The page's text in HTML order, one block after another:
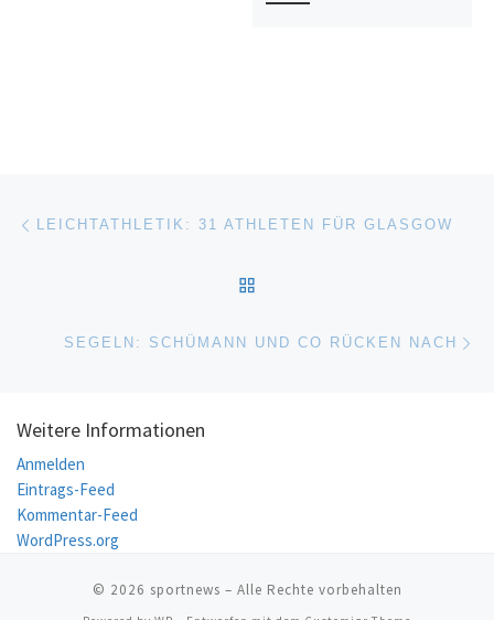
Beitragsnavigation
LEICHTATHLETIK: 31 ATHLETEN FÜR GLASGOW
SEGELN: SCHÜMANN UND CO RÜCKEN NACH
Weitere Informationen
Anmelden
Eintrags-Feed
Kommentar-Feed
WordPress.org
© 2026 sportnews – Alle Rechte vorbehalten